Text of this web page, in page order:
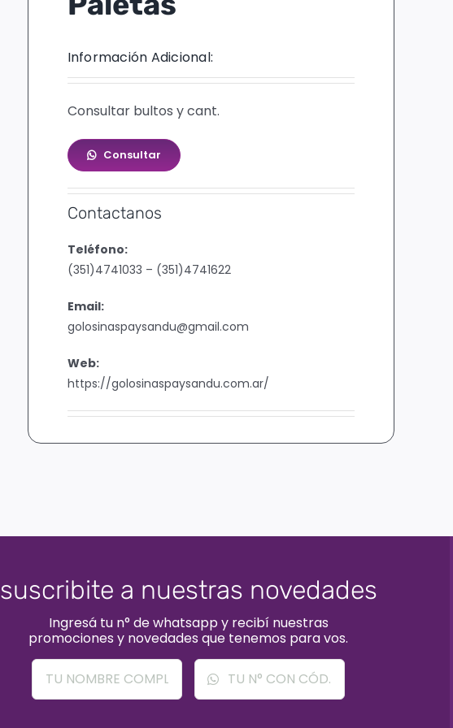
Información Adicional:
Consultar bultos y cant.
Consultar
Contactanos
Teléfono:
(351)4741033 – (351)4741622
Email:
golosinaspaysandu@gmail.com
Web:
https://golosinaspaysandu.com.ar/
suscribite a nuestras novedades
Ingresá tu n° de whatsapp y recibí nuestras
promociones y novedades que tenemos para vos.